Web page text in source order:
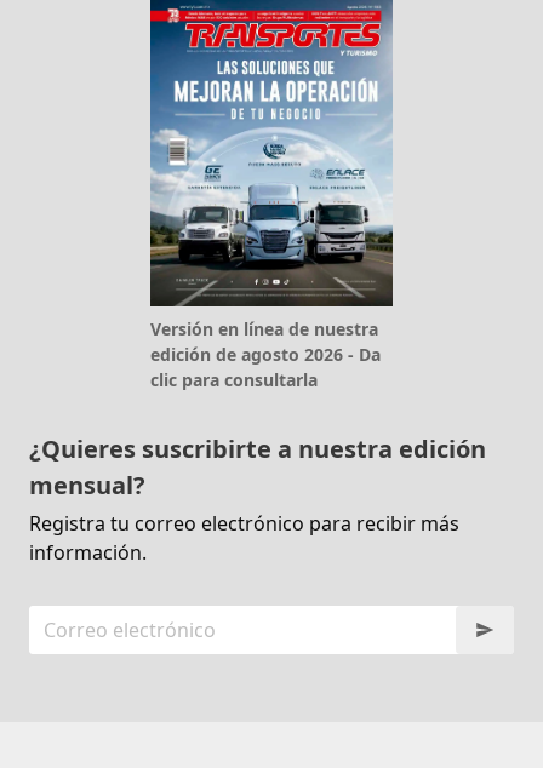
Versión en línea de nuestra
edición de agosto 2026 - Da
clic para consultarla
¿Quieres suscribirte a nuestra edición
mensual?
Registra tu correo electrónico para recibir más
información.